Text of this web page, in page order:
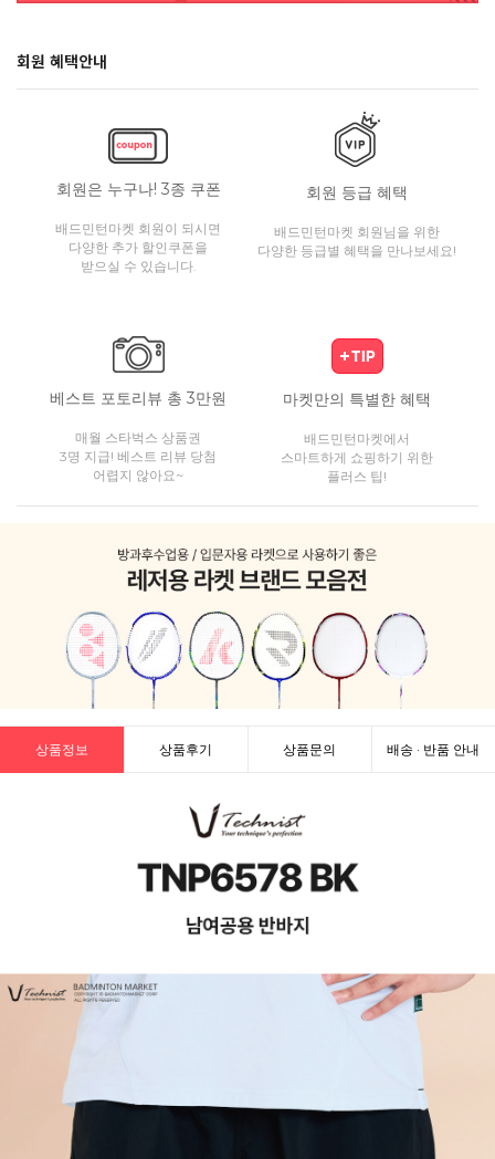
회원 혜택안내
회원은 누구나! 3종 쿠폰
배드민턴마켓 회원이 되시면
다양한 추가 할인쿠폰을
받으실 수 있습니다.
회원 등급 혜택
배드민턴마켓 회원님을 위한
다양한 등급별 혜택을 만나보세요!
베스트 포토리뷰 총 3만원
매월 스타벅스 상품권
3명 지급! 베스트 리뷰 당첨
어렵지 않아요~
마켓만의 특별한 혜택
배드민턴마켓에서
스마트하게 쇼핑하기 위한
플러스 팁!
상품정보 상품후기 상품문의 배송 · 반품 안내